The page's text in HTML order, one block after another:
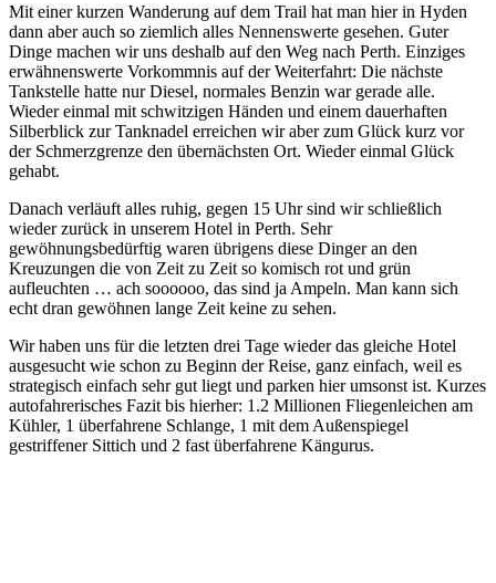
Mit einer kurzen Wanderung auf dem Trail hat man hier in Hyden
dann aber auch so ziemlich alles Nennenswerte gesehen. Guter
Dinge machen wir uns deshalb auf den Weg nach Perth. Einziges
erwähnenswerte Vorkommnis auf der Weiterfahrt: Die nächste
Tankstelle hatte nur Diesel, normales Benzin war gerade alle.
Wieder einmal mit schwitzigen Händen und einem dauerhaften
Silberblick zur Tanknadel erreichen wir aber zum Glück kurz vor
der Schmerzgrenze den übernächsten Ort. Wieder einmal Glück
gehabt.
Danach verläuft alles ruhig, gegen 15 Uhr sind wir schließlich
wieder zurück in unserem Hotel in Perth. Sehr
gewöhnungsbedürftig waren übrigens diese Dinger an den
Kreuzungen die von Zeit zu Zeit so komisch rot und grün
aufleuchten … ach soooooo, das sind ja Ampeln. Man kann sich
echt dran gewöhnen lange Zeit keine zu sehen.
Wir haben uns für die letzten drei Tage wieder das gleiche Hotel
ausgesucht wie schon zu Beginn der Reise, ganz einfach, weil es
strategisch einfach sehr gut liegt und parken hier umsonst ist. Kurzes
autofahrerisches Fazit bis hierher: 1.2 Millionen Fliegenleichen am
Kühler, 1 überfahrene Schlange, 1 mit dem Außenspiegel
gestriffener Sittich und 2 fast überfahrene Kängurus.